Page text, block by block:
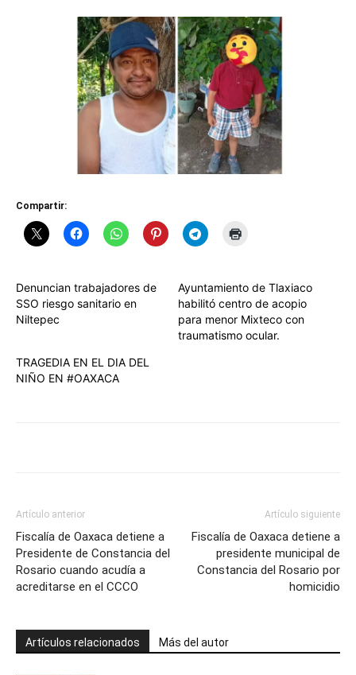
Compartir:
Denuncian trabajadores de
SSO riesgo sanitario en
Niltepec
Ayuntamiento de Tlaxiaco
habilitó centro de acopio
para menor Mixteco con
traumatismo ocular.
TRAGEDIA EN EL DIA DEL
NIÑO EN #OAXACA
Artículo anterior
Fiscalía de Oaxaca detiene a
Presidente de Constancia del
Rosario cuando acudía a
acreditarse en el CCCO
Artículo siguiente
Fiscalía de Oaxaca detiene a
presidente municipal de
Constancia del Rosario por
homicidio
Artículos relacionados Más del autor